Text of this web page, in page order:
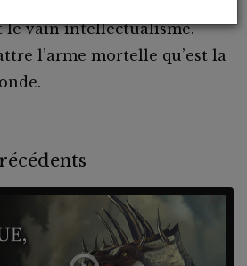
le vain intellectualisme.
l’arme mortelle qu’est la